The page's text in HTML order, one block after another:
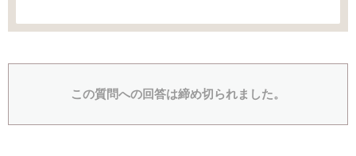
この質問への回答は締め切られました。